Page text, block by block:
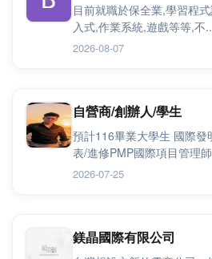
目前就職於保全業,學習程
入式,作業系統,遊戲等等,不
2026-08-07
自營商/創辦人/學生
預計116畢業大學生 國際發
表/進修PMP國際項目管理
2026-07-25
鎂晶國際有限公司